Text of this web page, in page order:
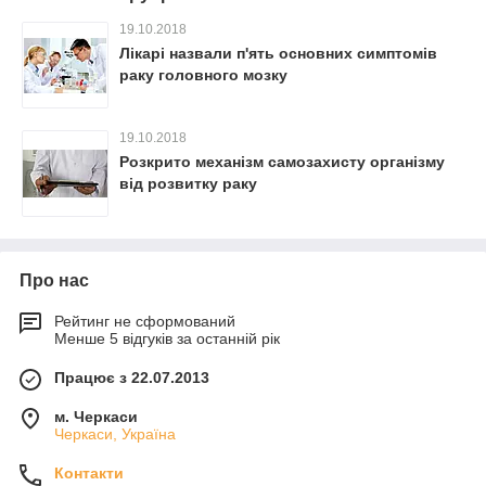
19.10.2018
Лікарі назвали п'ять основних симптомів
раку головного мозку
19.10.2018
Розкрито механізм самозахисту організму
від розвитку раку
Про нас
Рейтинг не сформований
Менше 5 відгуків за останній рік
Працює з 22.07.2013
м. Черкаси
Черкаси, Україна
Контакти